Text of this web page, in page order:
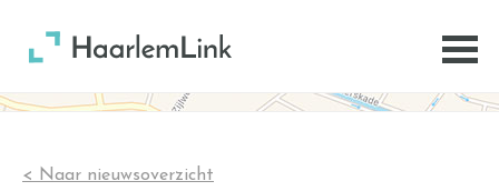
< Naar nieuwsoverzicht